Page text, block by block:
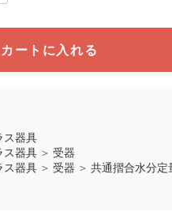
カートに入れる
ス器具
ス器具 ＞ 受器
ス器具 ＞ 受器 ＞ 共通摺合水分定